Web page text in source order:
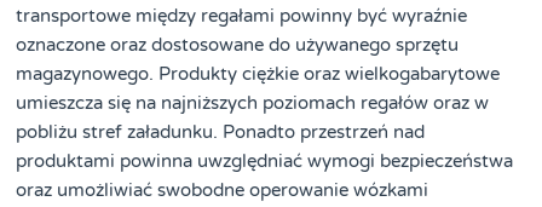
transportowe między regałami powinny być wyraźnie
oznaczone oraz dostosowane do używanego sprzętu
magazynowego. Produkty ciężkie oraz wielkogabarytowe
umieszcza się na najniższych poziomach regałów oraz w
pobliżu stref załadunku. Ponadto przestrzeń nad
produktami powinna uwzględniać wymogi bezpieczeństwa
oraz umożliwiać swobodne operowanie wózkami